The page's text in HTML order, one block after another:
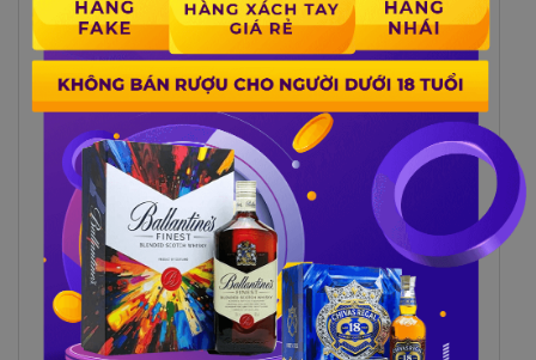
Vào ngày cuối tuần đẹp trời hay một
ngày họp mặt cùng bạn bè, gia đình
thì Tiệm Đỡ Buồn chắc chắn là nơi
mà Quý khách nên ghé để tận
hưởng trọn vẹn hương vị cuộc sống
cũng như hương vị tuyệt hảo của
loại vang đỏ đến từ nhà Norton này
nhé.
Mua Vang đỏ Norton Reserva Cabernet
Sauvignon tại Winecity
Vào những ngày bận rộn hoặc muốn